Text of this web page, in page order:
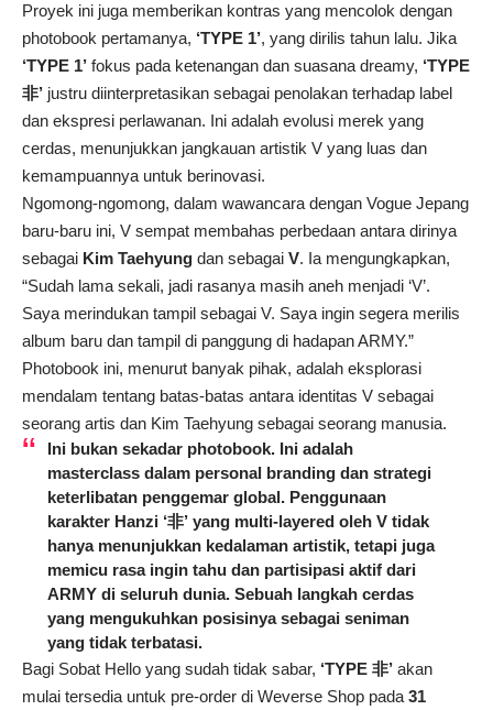
Proyek ini juga memberikan kontras yang mencolok dengan
photobook pertamanya, ‘TYPE 1’, yang dirilis tahun lalu. Jika
‘TYPE 1’ fokus pada ketenangan dan suasana dreamy, ‘TYPE
非’ justru diinterpretasikan sebagai penolakan terhadap label
dan ekspresi perlawanan. Ini adalah evolusi merek yang
cerdas, menunjukkan jangkauan artistik V yang luas dan
kemampuannya untuk berinovasi.
Ngomong-ngomong, dalam wawancara dengan Vogue Jepang
baru-baru ini, V sempat membahas perbedaan antara dirinya
sebagai Kim Taehyung dan sebagai V. Ia mengungkapkan,
“Sudah lama sekali, jadi rasanya masih aneh menjadi ‘V’.
Saya merindukan tampil sebagai V. Saya ingin segera merilis
album baru dan tampil di panggung di hadapan ARMY.”
Photobook ini, menurut banyak pihak, adalah eksplorasi
mendalam tentang batas-batas antara identitas V sebagai
seorang artis dan Kim Taehyung sebagai seorang manusia.
Ini bukan sekadar photobook. Ini adalah
masterclass dalam personal branding dan strategi
keterlibatan penggemar global. Penggunaan
karakter Hanzi ‘非’ yang multi-layered oleh V tidak
hanya menunjukkan kedalaman artistik, tetapi juga
memicu rasa ingin tahu dan partisipasi aktif dari
ARMY di seluruh dunia. Sebuah langkah cerdas
yang mengukuhkan posisinya sebagai seniman
yang tidak terbatasi.
Bagi Sobat Hello yang sudah tidak sabar, ‘TYPE 非’ akan
mulai tersedia untuk pre-order di Weverse Shop pada31